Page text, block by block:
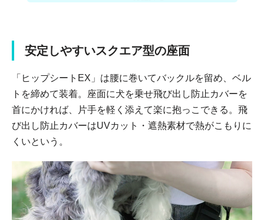
安定しやすいスクエア型の座面
「ヒップシートEX」は腰に巻いてバックルを留め、ベル
トを締めて装着。座面に犬を乗せ飛び出し防止カバーを
首にかければ、片手を軽く添えて楽に抱っこできる。飛
び出し防止カバーはUVカット・遮熱素材で熱がこもりに
くいという。